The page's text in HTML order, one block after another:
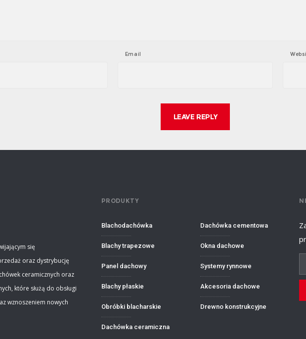
Email
się
oraz dystrybucję
ceramicznych oraz
które służą do obsługi
wznoszeniem nowych
PRODUKTY
Blachodachówka
Blachy trapezowe
Panel dachowy
Blachy płaskie
Obróbki blacharskie
Dachówka ceramiczna
Dachówka cementowa
Okna dachowe
Systemy rynnowe
Akcesoria dachowe
Drewno konstrukcyjne